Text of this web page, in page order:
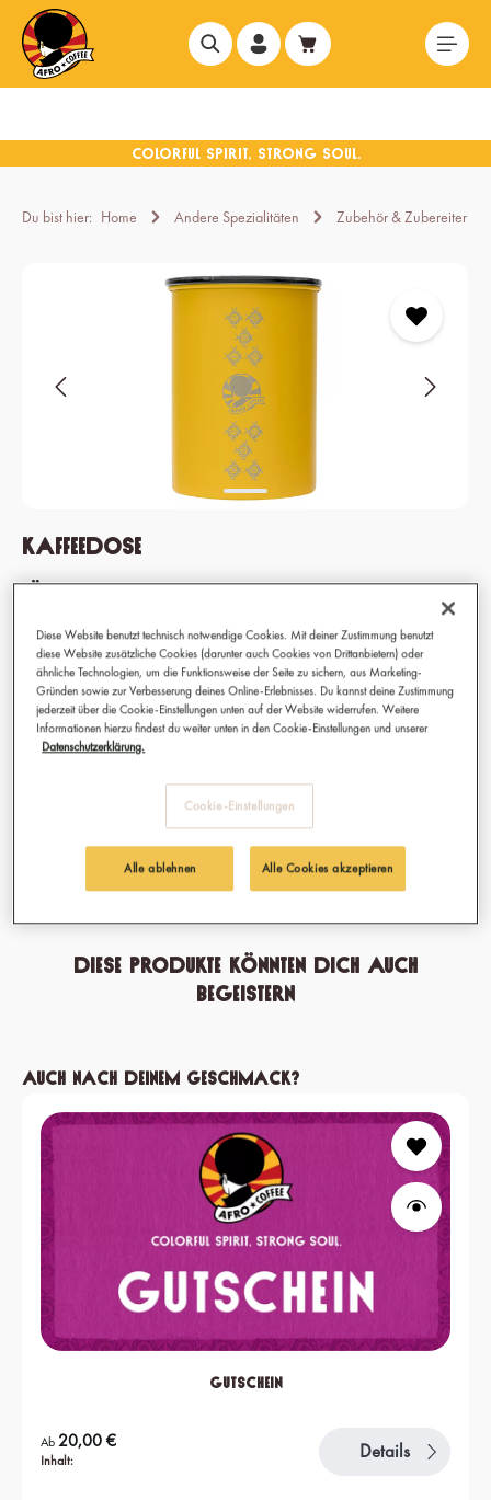
springen
Du bist hier: Home Andere Spezialitäten Zubehör & Zubereiter
Bildergalerie überspringen
Kaffeedose
Täglich frischer Kaffee
Frisch bereitet Kaffee noch mehr Freude. Und in der richtigen
Kaffeedose luftdicht aufbewahrt schmeckt er viel länger frisch. Im
Afro Coffee x Airscape Canister behalten deine Kaffeebohnen ihr
ganzes Aroma. Und deine Küche hat einen neuen Hingucker!
Sofort verfügbar, Lieferzeit: 1-3 Tage
Diese Produkte könnten dich auch
begeistern
Produktgalerie überspringen
Auch nach deinem Geschmack?
Gutschein
Inhalt:
Regulärer Preis:
Ab20,00 € Details
Diese Website benutzt technisch notwendige Cookies. Mit deiner Zustimmung benutzt
diese Website zusätzliche Cookies (darunter auch Cookies von Drittanbietern) oder
ähnliche Technologien, um die Funktionsweise der Seite zu sichern, aus Marketing-
Gründen sowie zur Verbesserung deines Online-Erlebnisses. Du kannst deine Zustimmung
jederzeit über die Cookie-Einstellungen unten auf der Website widerrufen. Weitere
Informationen hierzu findest du weiter unten in den Cookie-Einstellungen und unserer
Datenschutzerklärung.
Cookie-Einstellungen
Alle ablehnen Alle Cookies akzeptieren